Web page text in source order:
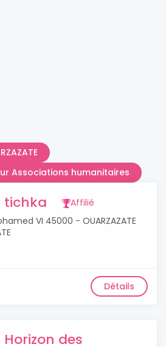
Associations humanitaires
tichka
Affilié
VI 45000 - OUARZAZATE
Détails
Horizon des